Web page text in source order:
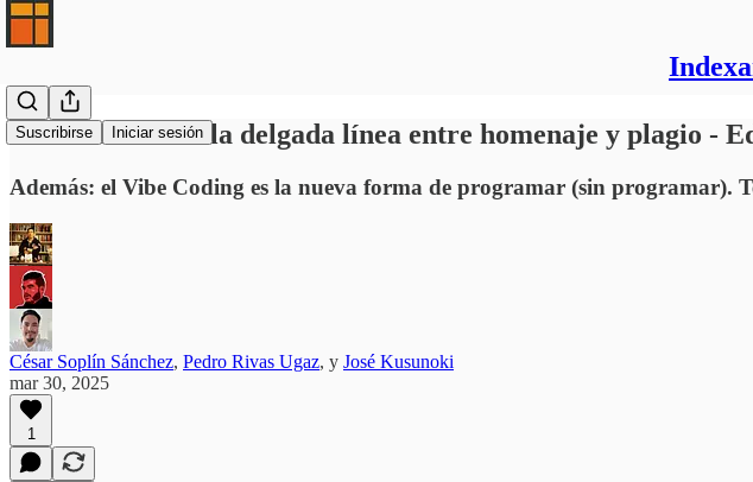
Suscribirse Iniciar sesión
El estilo Ghibli: la delgada línea entre homenaje y plagio -
Además: el Vibe Coding es la nueva forma de programar (sin programar).
César Soplín Sánchez, Pedro Rivas Ugaz, y José Kusunoki
mar 30, 2025
1